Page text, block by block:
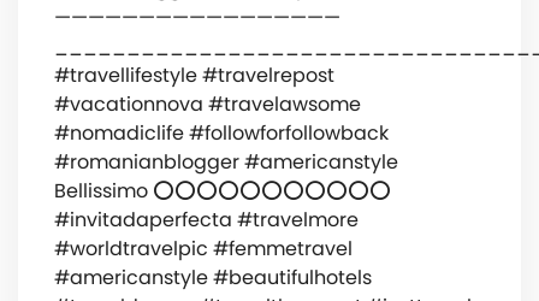
—————————————————
#travellifestyle #travelrepost
#vacationnova #travelawsome
#nomadiclife #followforfollowback
#romanianblogger #americanstyle
Bellissimo ⭕️⭕️⭕️⭕️⭕️⭕️⭕️⭕️⭕️⭕️⭕️
#invitadaperfecta #travelmore
#worldtravelpic #femmetravel
#americanstyle #beautifulhotels